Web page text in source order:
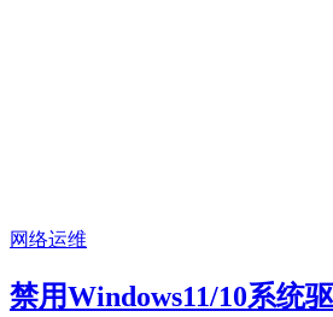
网络运维
禁用Windows11/10系统